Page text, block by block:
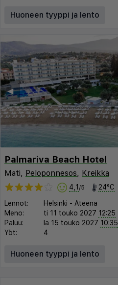
Huoneen tyyppi ja lento
◀︎
Palmariva Beach Hotel
Mati, Peloponnesos, Kreikka
4,1 /5 24°C
Lennot: Helsinki - Ateena
Meno:
ti 11 touko 2027 12:25
Paluu:
la 15 touko 2027 10:35
Yöt:
4
Huoneen tyyppi ja lento